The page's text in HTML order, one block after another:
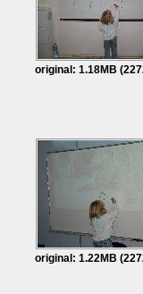
original: 1.18MB
original: 1.22MB